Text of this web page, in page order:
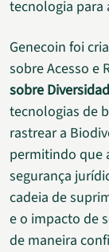
tecnologia para
Genecoin foi
sobre Acesso e
sobre
tecnologias de
rastrear a
permitindo que
segurança
cadeia de
e o impacto de
de maneira